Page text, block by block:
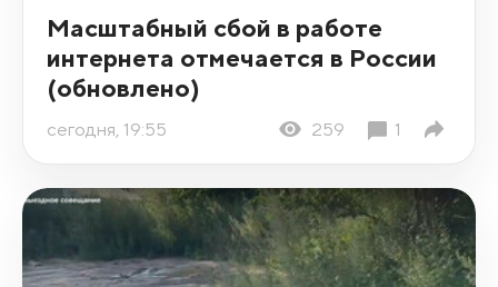
Масштабный сбой в работе
интернета отмечается в России
(обновлено)
сегодня, 19:55 259 1